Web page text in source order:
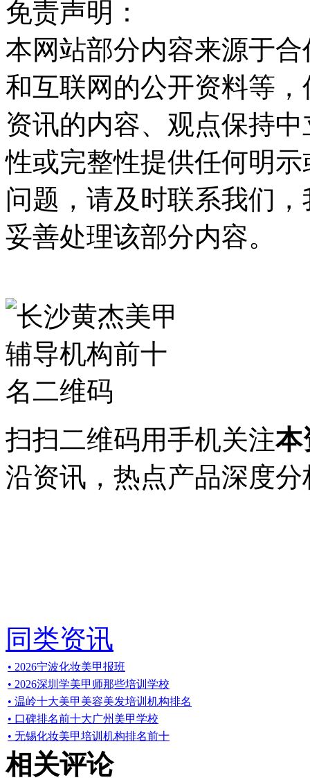
免责声明：
本网站部分内容来源于
和互联网的公开资料等
资讯的内容、观点保持
性或完整性提供任何明
问题，请及时联系我们
妥善处理该部分内容。
扫扫二维码用手机关注本
沿资讯，热点产品深度分
同类资讯
• 2026宁波化妆美甲报班
• 2026深圳学美甲师那些培训学校
• 温岭十大美甲美容美发培训机构排名
• 口碑排名前十大广州美甲学校
• 无锡化妆美甲培训机构排名前十
相关评论